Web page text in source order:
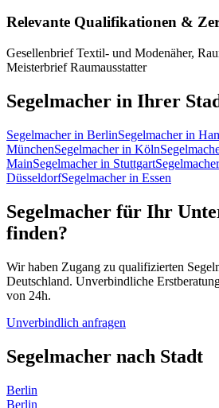
Relevante Qualifikationen &
Gesellenbrief Textil- und Modenäher,
Meisterbrief Raumausstatter
Segelmacher in Ihrer
Segelmacherin BerlinSegelmacherin
MünchenSegelmacherin Köln
MainSegelmacherin StuttgartSegelmacher
DüsseldorfSegelmacherin Essen
Segelmacher für Ihr
finden?
Wir haben Zugang zu qualifizierten
Deutschland. Unverbindliche
von 24h.
Unverbindlich anfragen
Segelmacher nach Stadt
Berlin
Berlin